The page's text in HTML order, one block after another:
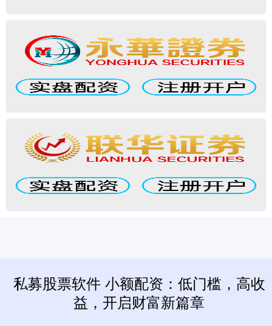
私募股票软件 小额配资：低门槛，高收
益，开启财富新篇章